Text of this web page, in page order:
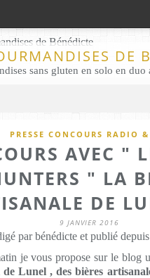
DE
PRESSE CONCOURS RADIO
AVEC "
" LA
DE
9 JANVIER 2016
par bénédicte et publié
je vous propose sur le blog
Lunel , des bières